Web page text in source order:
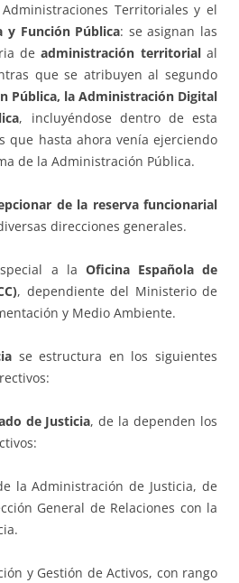
Territoriales y el
y Función Pública: se asignan las
deadministración territorialal
que se atribuyen al segundo
Pública, la Administración Digital
, incluyéndose dentro de esta
que hasta ahora venía ejerciendo
de la Administración Pública.
de la reserva funcionarial
direcciones generales.
a la Oficina Española de
, dependiente del Ministerio de
y Medio Ambiente.
se estructura en los siguientes
de Justicia, de la dependen los
la Administración de Justicia, de
General de Relaciones con la
y Gestión de Activos, con rango